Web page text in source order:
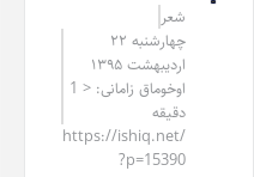
شعر
چهارشنبه ۲۲
اردیبهشت ۱۳۹۵
اوخوماق زامانی: < 1
دقیقه
https://ishiq.net/
?p=15390